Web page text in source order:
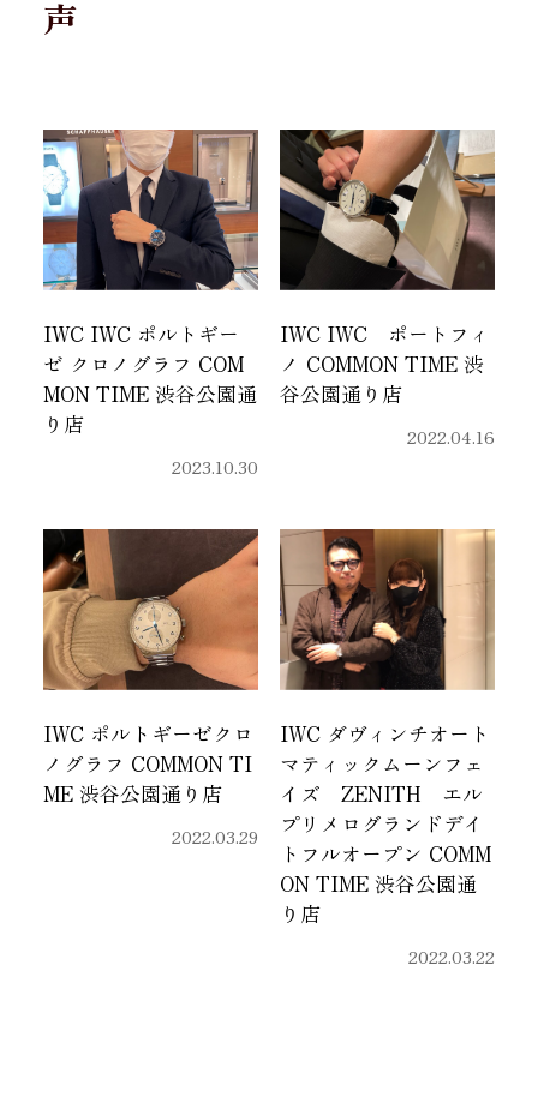
声
IWC IWC ポルトギー
ゼ クロノグラフ COM
MON TIME 渋谷公園通
り店
2023.10.30
IWC IWC ポートフィ
ノ COMMON TIME 渋
谷公園通り店
2022.04.16
IWC ポルトギーゼクロ
ノグラフ COMMON TI
ME 渋谷公園通り店
2022.03.29
IWC ダヴィンチオート
マティックムーンフェ
イズ ZENITH エル
プリメログランドデイ
トフルオープン COMM
ON TIME 渋谷公園通
り店
2022.03.22